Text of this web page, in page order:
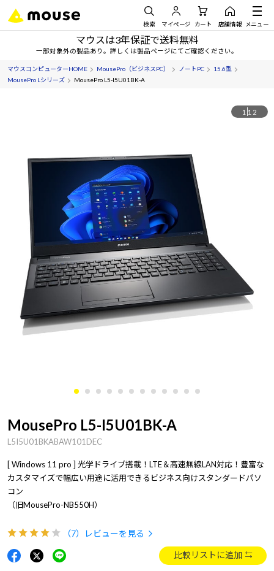
検索 マイページ カート 店舗情報 メニュー
マウスは3年保証で送料無料
一部対象外の製品あり。詳しくは製品ページにてご確認ください。
マウスコンピューターHOME MousePro（ビジネスPC） ノートPC
15.6型
MousePro Lシリーズ
MousePro L5-I5U01BK-A
1 12
MousePro L5-I5U01BK-A
L5I5U01BKABAW101DEC
[ Windows 11 pro ] 光学ドライブ搭載！LTE＆高速無線LAN対応！豊富な
カスタマイズで幅広い用途に活用できるビジネス向けスタンダードパソ
コン
（旧MousePro-NB550H）
（7） レビューを見る
比較リストに追加